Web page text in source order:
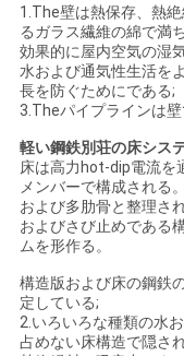
ュ
ー
ス
場
合
引
1.The壁は熱保存、熱
るガラス繊維の綿で満
効果的に屋内空気の湿
水および通気性生活を
長を防ぐためにである;
3.Theパイプラインは
軽い鋼鉄別荘の床シス
床は高力hot-dip電流を
メンバーで構成される
および多肋骨と整理さ
およびさび止めである
ムを形作る。
構造版および床の鋼鉄
定している;
2.いろいろな種類の水
占めない床構造で隠さ